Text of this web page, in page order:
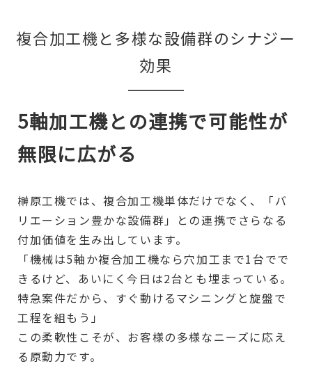
複合加工機と多様な設備群のシナジー
効果
5軸加工機との連携で可能性が
無限に広がる
榊原工機では、複合加工機単体だけでなく、「バ
リエーション豊かな設備群」との連携でさらなる
付加価値を生み出しています。
「機械は5軸か複合加工機なら穴加工まで1台でで
きるけど、あいにく今日は2台とも埋まっている。
特急案件だから、すぐ動けるマシニングと旋盤で
工程を組もう」
この柔軟性こそが、お客様の多様なニーズに応え
る原動力です。